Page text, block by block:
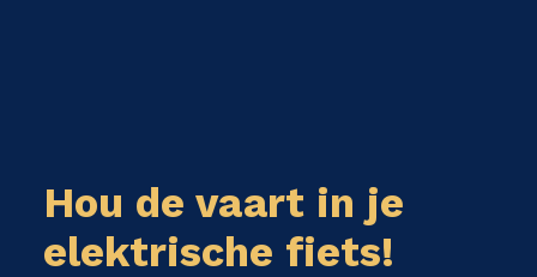
Hou de vaart in je
elektrische fiets!